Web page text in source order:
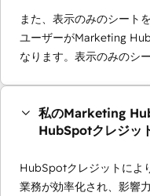
また、表示のみのシート
ユーザーがMarketing
なります。表示のみのシ
私のMarketing
HubSpotクレジッ
HubSpotクレジットによ
業務が効率化され、影響